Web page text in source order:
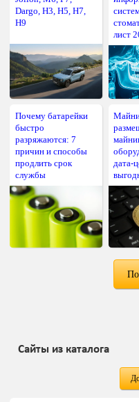
Dargo, H3, H5, H7,
H9
лист
Почему батарейки
быстро
разряжаются: 7
причин и способы
продлить срок
службы
дата-
Сайты из каталога